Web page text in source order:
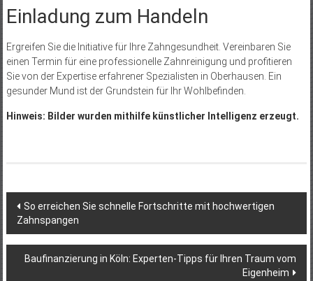
Einladung zum Handeln
Ergreifen Sie die Initiative für Ihre Zahngesundheit. Vereinbaren Sie
einen Termin für eine professionelle Zahnreinigung und profitieren
Sie von der Expertise erfahrener Spezialisten in Oberhausen. Ein
gesunder Mund ist der Grundstein für Ihr Wohlbefinden.
Hinweis: Bilder wurden mithilfe künstlicher Intelligenz erzeugt.
Beitragsnavigation
So erreichen Sie schnelle Fortschritte mit hochwertigen
Zahnspangen
Baufinanzierung in Köln: Experten-Tipps für Ihren Traum vom
Eigenheim